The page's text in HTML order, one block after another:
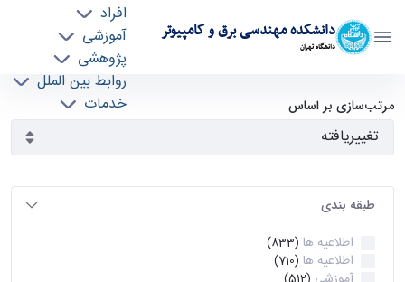
دانشکده مهندسی برق و کامپیوتر
دانشگاه تهران
افراد
آموزشی
پژوهشی
روابط بین الملل
خدمات
آرشیو اطلاعیه ها - ece- دانشکده مهندسی برق و
کامپیوتر
مرتب‌سازی بر اساس
طبقه بندی
اطلاعیه ها (833)
اطلاعیه ها (710)